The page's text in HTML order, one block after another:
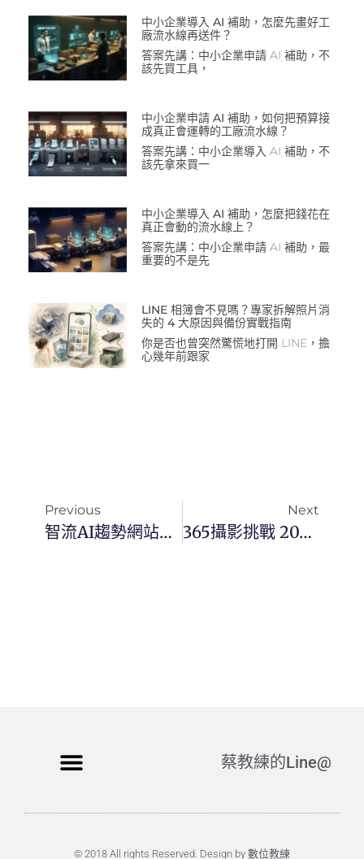
中小企業導入 AI 補助，怎麼先畫好工
廠流水線再送件？
答案先講：中小企業申請 AI 補助，不
該先買工具，
中小企業申請 AI 補助，如何把預算接
成真正會運轉的工廠流水線？
答案先講：中小企業導入 AI 補助，不
該先拿來買一
中小企業導入 AI 補助，怎麼把錢花在
真正會動的流水線上？
答案先講：中小企業申請 AI 補助，最
重要的不是先
LINE 相簿會不見嗎？專家拆解照片消
失的 4 大原因與備份實戰指南
你是否也曾突然驚慌地打開 LINE，擔
心幾年前跟家
Previous
智流AI趨勢網站開發時間軸：一週極速迭代
Next
365攝影挑戰 20251215(一)349/365 Day3618
蔡教練的Line@
© 2018 All rights Reserved. Design by 數位教練